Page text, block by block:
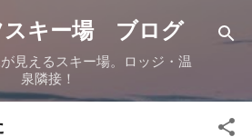
メイン コンテンツに移動
スキー場 ブログ
見えるスキー場。ロッジ・温
泉隣接！